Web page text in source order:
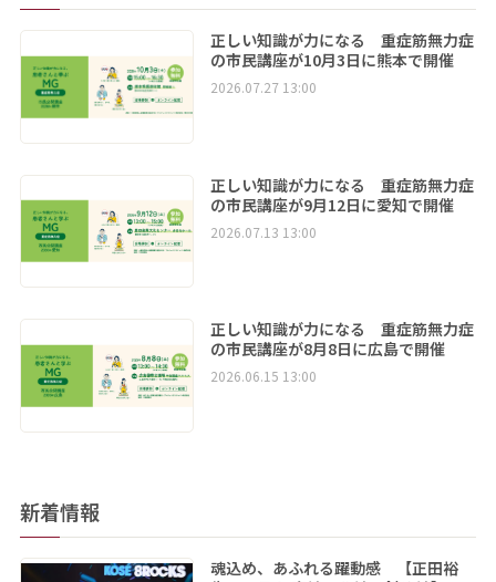
正しい知識が力になる 重症筋無力症
の市民講座が10月3日に熊本で開催
2026.07.27 13:00
正しい知識が力になる 重症筋無力症
の市民講座が9月12日に愛知で開催
2026.07.13 13:00
正しい知識が力になる 重症筋無力症
の市民講座が8月8日に広島で開催
2026.06.15 13:00
新着情報
魂込め、あふれる躍動感 【正田裕